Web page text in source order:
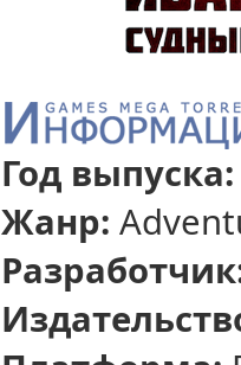
Год выпуска:
Жанр: